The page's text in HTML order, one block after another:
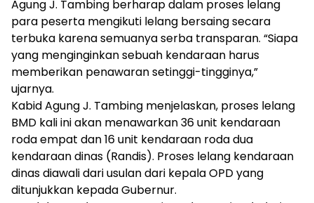
Agung J. Tambing berharap dalam proses lelang
para peserta mengikuti lelang bersaing secara
terbuka karena semuanya serba transparan. “Siapa
yang menginginkan sebuah kendaraan harus
memberikan penawaran setinggi-tingginya,”
ujarnya.
Kabid Agung J. Tambing menjelaskan, proses lelang
BMD kali ini akan menawarkan 36 unit kendaraan
roda empat dan 16 unit kendaraan roda dua
kendaraan dinas (Randis). Proses lelang kendaraan
dinas diawali dari usulan dari kepala OPD yang
ditunjukkan kepada Gubernur.